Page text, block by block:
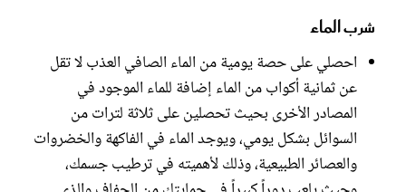
شرب الماء
احصلي على حصة يومية من الماء الصافي العذب لا تقل
عن ثمانية أكواب من الماء إضافة للماء الموجود في
المصادر الأخرى بحيث تحصلين على ثلاثة لترات من
السوائل بشكل يومي، ويوجد الماء في الفاكهة والخضروات
والعصائر الطبيعية، وذلك لأهميته في ترطيب جسمك،